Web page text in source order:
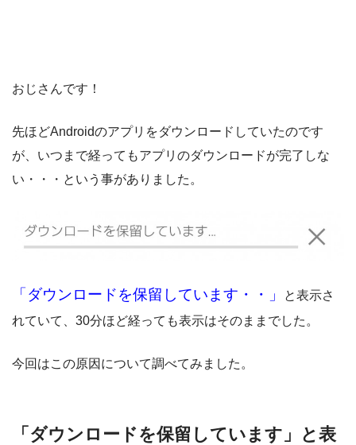
おじさんです！
先ほどAndroidのアプリをダウンロードしていたのです
が、 いつまで経ってもアプリのダウンロードが完了しな
い・・・ という事がありました。
「ダウンロードを保留しています・・」
と表示さ
れていて、30分ほど経っても表示はそのままでした。
今回はこの原因について調べてみました。
「ダウンロードを保留しています」と表